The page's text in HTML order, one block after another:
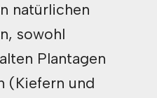
natürlichen
sowohl
Plantagen
(Kiefern und